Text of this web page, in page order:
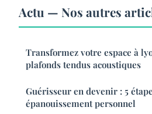
Actu — Nos autres
Transformez votre espace à
plafonds tendus acoustiques
Guérisseur en devenir : 5
épanouissement personnel